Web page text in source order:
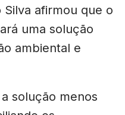
Silva afirmou que o
uma solução
ambiental e
solução menos